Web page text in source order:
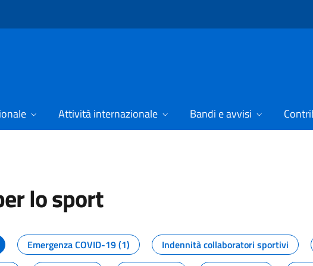
Attività internazionale Bandi e avvisi
lo sport
dal Dipartimento per lo sport
Emergenza COVID-19 (1) Indennità collaboratori sportivi